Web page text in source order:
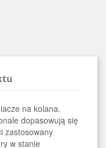
na kolana.
dopasowują się
zastosowany
w stanie